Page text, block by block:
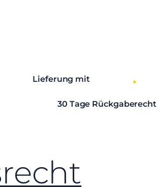
Lieferung mit
30 Tage Rückgaberecht